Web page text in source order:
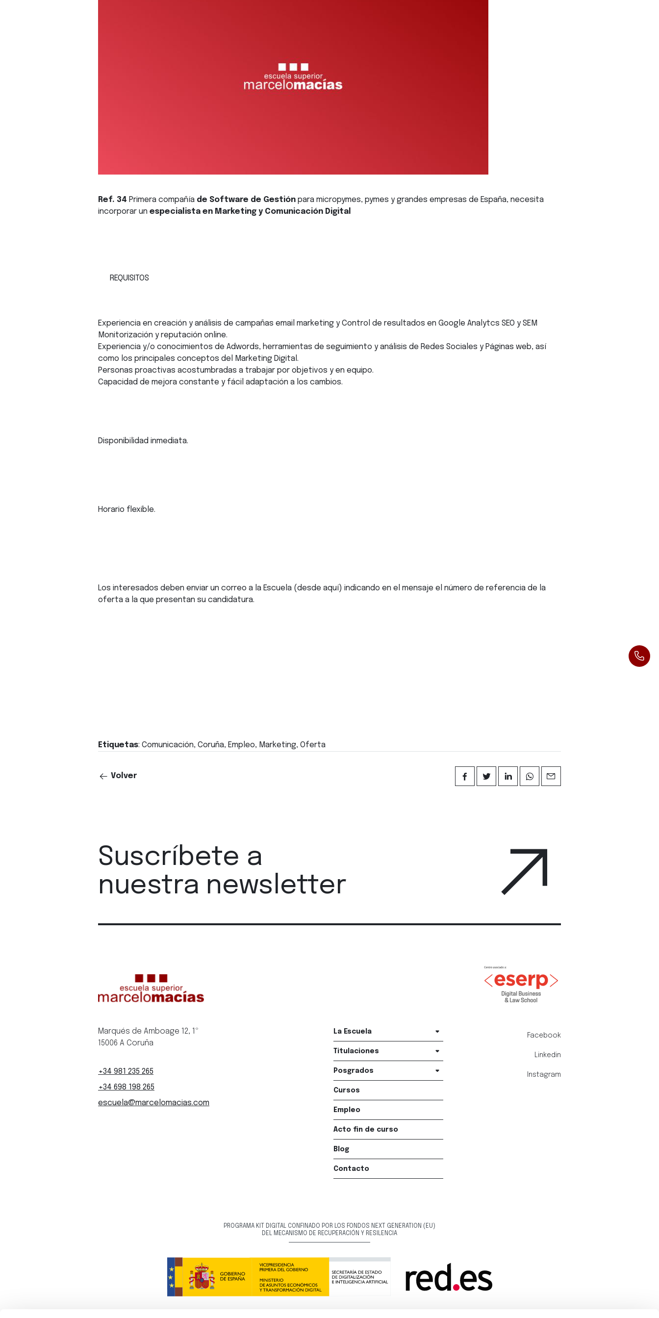
Ref. 34 Primera compañía de Software de Gestión para micropymes, pymes y grandes empresas de España, necesita
incorporar un especialista en Marketing y Comunicación Digital
REQUISITOS
Experiencia en creación y análisis de campañas email marketing y Control de resultados en Google Analytcs SEO y SEM
Monitorización y reputación online.
Experiencia y/o conocimientos de Adwords, herramientas de seguimiento y análisis de Redes Sociales y Páginas web, así
como los principales conceptos del Marketing Digital.
Personas proactivas acostumbradas a trabajar por objetivos y en equipo.
Capacidad de mejora constante y fácil adaptación a los cambios.
Disponibilidad inmediata.
Horario flexible.
Los interesados deben enviar un correo a la Escuela (desde aquí) indicando en el mensaje el número de referencia de la
oferta a la que presentan su candidatura.
Etiquetas: Comunicación, Coruña, Empleo, Marketing, Oferta
Volver
Suscríbete a
nuestra newsletter
Marqués de Amboage 12, 1º
15006 A Coruña
+34 981 235 265
+34 698 198 265
escuela@marcelomacias.com
La Escuela
Titulaciones
Posgrados
Cursos
Empleo
Acto fin de curso
Blog
Contacto
Facebook
Linkedin
Instagram
PROGRAMA KIT DIGITAL CONFINADO POR LOS FONDOS NEXT GENERATION (EU)
DEL MECANISMO DE RECUPERACIÓN Y RESILENCIA